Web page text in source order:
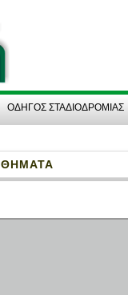
ΟΔΗΓΟΣ ΣΤΑΔΙΟΔΡΟΜΙΑΣ